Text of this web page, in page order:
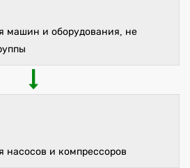
машин и оборудования, не
насосов и компрессоров